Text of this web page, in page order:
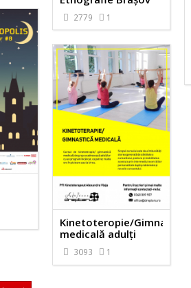
2779 1
Kinetoteropie/Gimnastică
medicală adulți
3093 1